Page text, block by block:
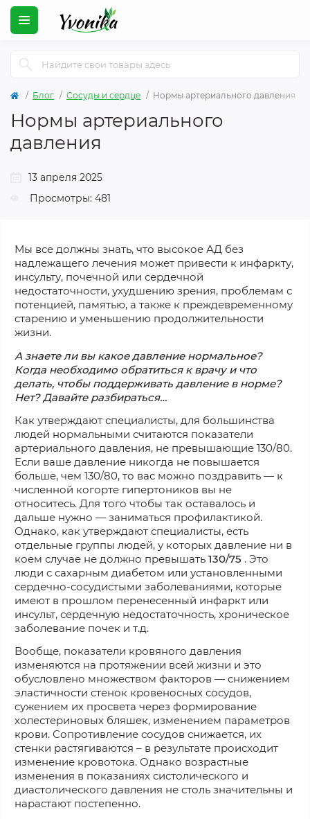
Блог Сосуды и сердце Нормы артериального давления
Нормы артериального
давления
13 апреля 2025
Просмотры: 481
Мы все должны знать, что высокое АД без
надлежащего лечения может привести к инфаркту,
инсульту, почечной или сердечной
недостаточности, ухудшению зрения, проблемам с
потенцией, памятью, а также к преждевременному
старению и уменьшению продолжительности
жизни.
А знаете ли вы какое давление нормальное?
Когда необходимо обратиться к врачу и что
делать, чтобы поддерживать давление в норме?
Нет? Давайте разбираться…
Как утверждают специалисты, для большинства
людей нормальными считаются показатели
артериального давления, не превышающие 130/80.
Если ваше давление никогда не повышается
больше, чем 130/80, то вас можно поздравить — к
численной когорте гипертоников вы не
относитесь. Для того чтобы так оставалось и
дальше нужно — заниматься профилактикой.
Однако, как утверждают специалисты, есть
отдельные группы людей, у которых давление ни в
коем случае не должно превышать 130/75 . Это
люди с сахарным диабетом или установленными
сердечно-сосудистыми заболеваниями, которые
имеют в прошлом перенесенный инфаркт или
инсульт, сердечную недостаточность, хроническое
заболевание почек и т.д.
Вообще, показатели кровяного давления
изменяются на протяжении всей жизни и это
обусловлено множеством факторов — снижением
эластичности стенок кровеносных сосудов,
сужением их просвета через формирование
холестериновых бляшек, изменением параметров
крови. Сопротивление сосудов снижается, их
стенки растягиваются – в результате происходит
изменение кровотока. Однако возрастные
изменения в показаниях систолического и
диастолического давления не столь значительны и
нарастают постепенно.